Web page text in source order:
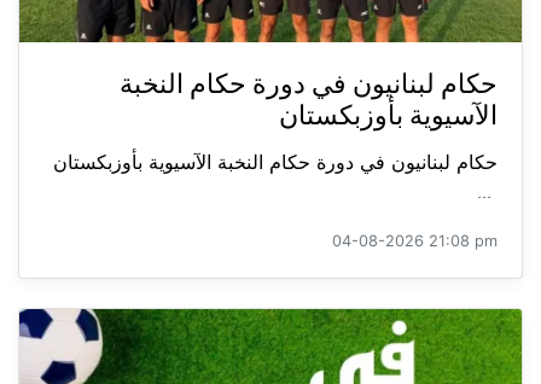
حكام لبنانيون في دورة حكام النخبة
الآسيوية بأوزبكستان
حكام لبنانيون في دورة حكام النخبة الآسيوية بأوزبكستان
...
04-08-2026 21:08 pm